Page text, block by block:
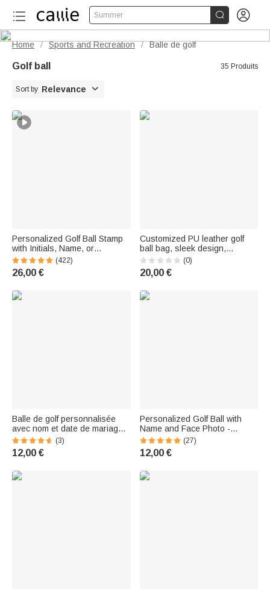
Summer  
Home / Sports and Recreation / Balle de golf
Golf ball 35 Produits
Sort by Relevance 
Personalized Golf Ball Stamp
with Initials, Name, or
Monogram - Birthday Gift for
Golf Enthusiasts
(422)
26,00 €
Customized PU leather golf
ball bag, sleek design,
featuring an initial and first
name – Perfect as a birthday
gift or for a round of golf, for
(0)
20,00 €
Balle de golf personnalisée
avec nom et date de mariage -
Cadeau de souvenir mariage
pour couple amateur de golf
(3)
12,00 €
Personalized Golf Ball with
Name and Face Photo -
Birthday Gift for Golf
Enthusiasts
(27)
12,00 €